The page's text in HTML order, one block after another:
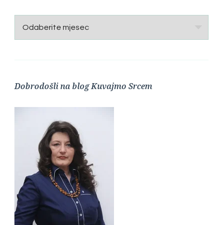
Arhive
Dobrodošli na blog Kuvajmo Srcem